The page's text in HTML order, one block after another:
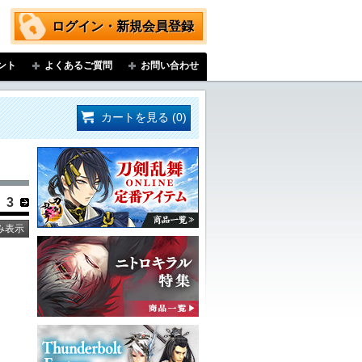
ログイン・新規会員登録
ト よくあるご質問 お問い合わせ
カートを見る (0)
3
表示